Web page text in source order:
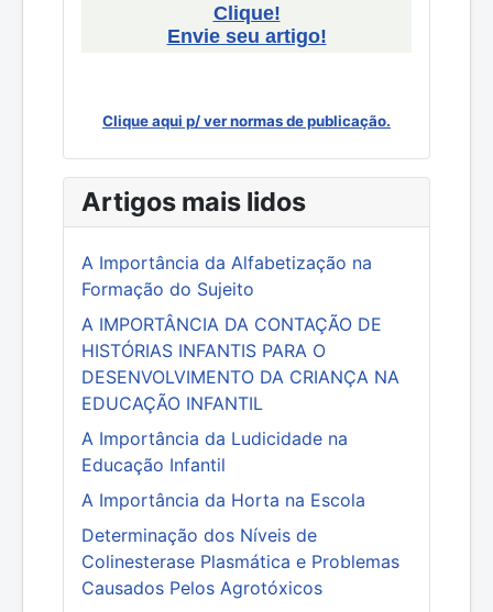
Clique!
Envie seu artigo!
Clique aqui p/ ver normas de publicação.
Artigos mais lidos
A Importância da Alfabetização na
Formação do Sujeito
A IMPORTÂNCIA DA CONTAÇÃO DE
HISTÓRIAS INFANTIS PARA O
DESENVOLVIMENTO DA CRIANÇA NA
EDUCAÇÃO INFANTIL
A Importância da Ludicidade na
Educação Infantil
A Importância da Horta na Escola
Determinação dos Níveis de
Colinesterase Plasmática e Problemas
Causados Pelos Agrotóxicos